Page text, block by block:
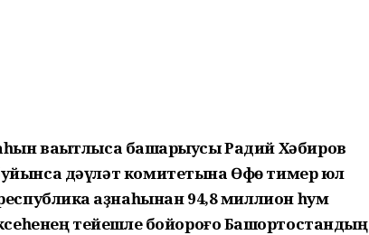
ваҡытлыса башҡарыусы Радий Хәбиров
дәүләт комитетына Өфө тимер юл
ҡаҙнаһынан 94,8 миллион һум
тейешле бойороғо Башҡортостандың